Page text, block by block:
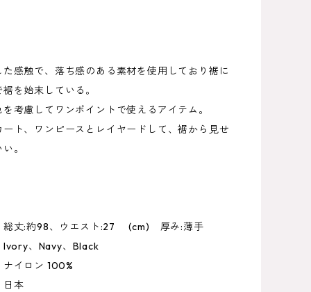
た感触で、落ち感のある素材を使用しており裾に
を始末している。
考慮してワンポイントで使えるアイテム。
ート、ワンピースとレイヤードして、裾から見せ
。
総丈:約98、ウエスト:27 (cm) 厚み:薄手
Ivory、Navy、Black
イロン 100%
日本